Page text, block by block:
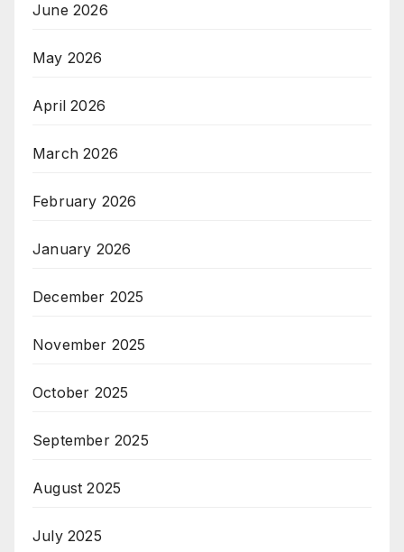
June 2026
May 2026
April 2026
March 2026
February 2026
January 2026
December 2025
November 2025
October 2025
September 2025
August 2025
July 2025